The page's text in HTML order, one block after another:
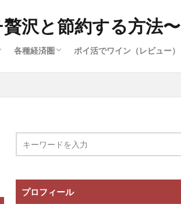
沢と節約する方法〜
件）
活案件）
（ポイ活案件）
続（ポイ活案
（ポイ活案件）
各種経済圏
イオン経済圏の攻略
楽天経済圏の攻略
ポイ活でワイン（レビュー）
プロフィール